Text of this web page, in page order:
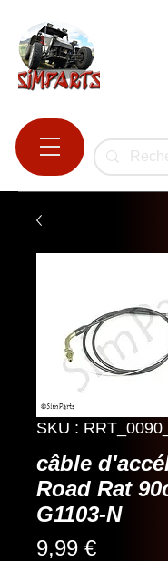
SKU :
câble
Road Rat
G1103-N
9,99 €Prix